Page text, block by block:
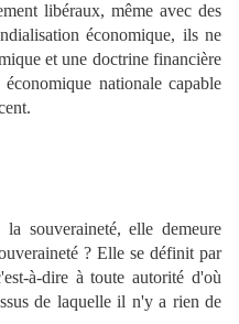
libéraux, même avec des
économique, ils ne
et une doctrine financière
nationale capable
souveraineté, elle demeure
? Elle se définit par
à-dire à toute autorité d'où
de laquelle il n'y a rien de